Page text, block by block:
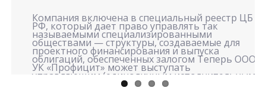
Компания включена в специальный реестр ЦБ
РФ, который дает право управлять так
называемыми специализированными
обществами — структуры, создаваемые для
проектного финансирования и выпуска
облигаций, обеспеченных залогом Теперь ООО
УК «Профицит» может выступать
управляющим (единоличным исполнительным
органом) для таких обществ. Это […]